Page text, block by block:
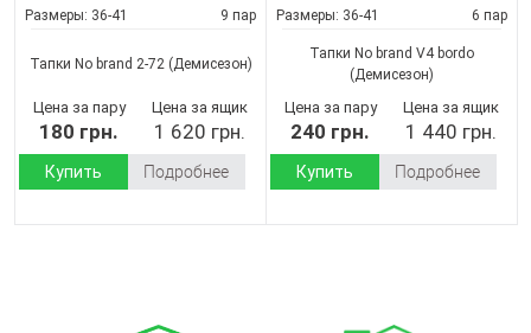
Размеры: 36-41 9 пар
Тапки No brand 2-72(Демисезон)
Цена за пару
180 грн.
Цена за ящик
1 620 грн.
Купить Подробнее
Размеры: 36-41 6 пар
Тапки No brand V4 bordo
(Демисезон)
Цена за пару
240 грн.
Цена за ящик
1 440 грн.
Купить Подробнее